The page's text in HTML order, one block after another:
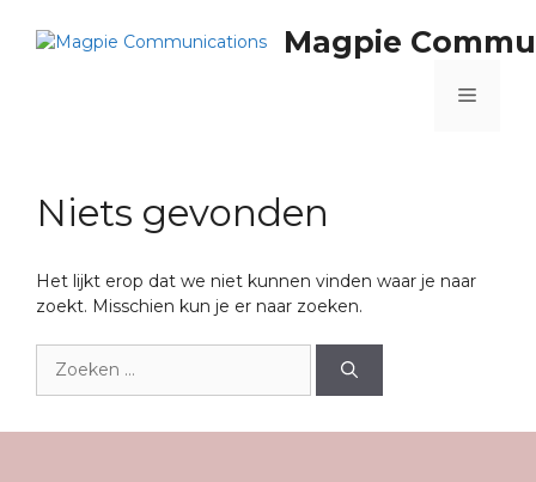
Magpie
Niets gevonden
Het lijkt erop dat we niet kunnen vinden waar je naar
zoekt. Misschien kun je er naar zoeken.